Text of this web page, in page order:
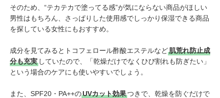
そのため、“テカテカで塗ってる感”が気にならない商品がほしい
男性はもちろん、さっぱりした使用感でしっかり保湿できる商品
を探している女性にもおすすめ。
成分を見てみるとトコフェロール酢酸エステルなど肌荒れ防止成
分も充実 していたので、「乾燥だけでなくひび割れも防ぎたい」
という場合のケアにも使いやすいでしょう。
また、SPF20・PA++のUVカット効果つきで、乾燥を防ぐだけで